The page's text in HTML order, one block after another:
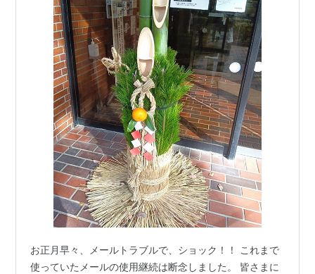
お正月早々、メールトラブルで、ショック！！ これまで
使っていたメールの使用継続は断念しました。 皆さまに